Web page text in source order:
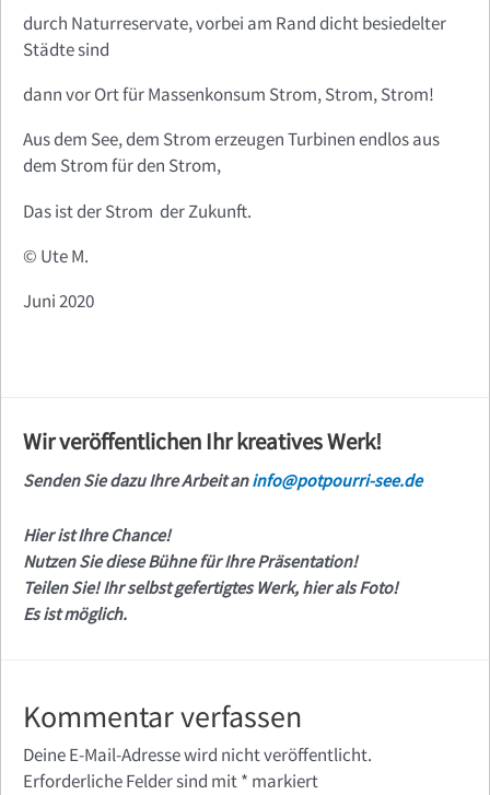
durch Naturreservate, vorbei am Rand dicht besiedelter
Städte sind
dann vor Ort für Massenkonsum Strom, Strom, Strom!
Aus dem See, dem Strom erzeugen Turbinen endlos aus
dem Strom für den Strom,
Das ist der Strom der Zukunft.
© Ute M.
Juni 2020
Wir veröffentlichen Ihr kreatives Werk!
Senden Sie dazu Ihre Arbeit aninfo@potpourri-see.de
Hier ist Ihre Chance!
Nutzen Sie diese Bühne für Ihre Präsentation!
Teilen Sie! Ihr selbst gefertigtes Werk, hier als Foto!
Es ist möglich.
Kommentar verfassen
Deine E-Mail-Adresse wird nicht veröffentlicht.
Erforderliche Felder sind mit* markiert